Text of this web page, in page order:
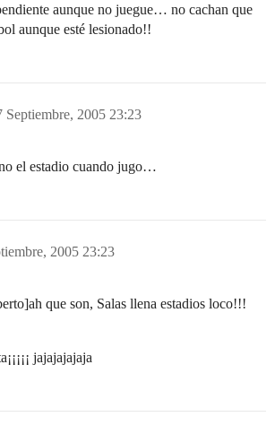
aunque no juegue… no cachan que
aunque esté lesionado!!
Septiembre, 2005 23:23
el estadio cuando jugo…
2005 23:23
que son, Salas llena estadios loco!!!
jajajajajaja